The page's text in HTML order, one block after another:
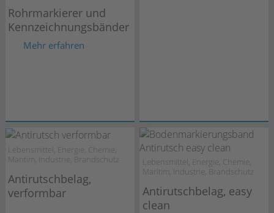
Rohrmarkierer und
Kennzeichnungsbänder
Mehr erfahren
Lebensmittel, Energie, Chemie,
Maritim, Industrie, Brandschutz
Antirutschbelag,
verformbar
Lebensmittel, Energie, Chemie,
Maritim, Industrie, Brandschutz
Antirutschbelag, easy
clean